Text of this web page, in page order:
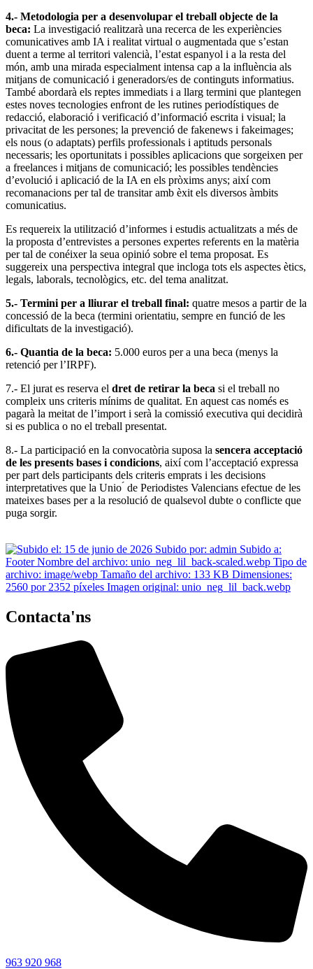
4.- Metodologia per a desenvolupar el treball objecte de la
beca: La investigació realitzarà una recerca de les experiències
comunicatives amb IA i realitat virtual o augmentada que s’estan
duent a terme al territori valencià, l’estat espanyol i a la resta del
món, amb una mirada especialment intensa cap a la influència als
mitjans de comunicació i generadors/es de continguts informatius.
També abordarà els reptes immediats i a llarg termini que plantegen
estes noves tecnologies enfront de les rutines periodístiques de
redacció, elaboració i verificació d’informació escrita i visual; la
privacitat de les persones; la prevenció de fakenews i fakeimages;
els nous (o adaptats) perfils professionals i aptituds personals
necessaris; les oportunitats i possibles aplicacions que sorgeixen per
a freelances i mitjans de comunicació; les possibles tendències
d’evolució i aplicació de la IA en els pròxims anys; així com
recomanacions per tal de transitar amb èxit els diversos àmbits
comunicatius.
Es requereix la utilització d’informes i estudis actualitzats a més de
la proposta d’entrevistes a persones expertes referents en la matèria
per tal de conéixer la seua opinió sobre el tema proposat. Es
suggereix una perspectiva integral que incloga tots els aspectes ètics,
legals, laborals, tecnològics, etc. del tema analitzat.
5.- Termini per a lliurar el treball final: quatre mesos a partir de la
concessió de la beca (termini orientatiu, sempre en funció de les
dificultats de la investigació).
6.- Quantia de la beca: 5.000 euros per a una beca (menys la
retenció per l’IRPF).
7.- El jurat es reserva el dret de retirar la beca si el treball no
compleix uns criteris mínims de qualitat. En aquest cas només es
pagarà la meitat de l’import i serà la comissió executiva qui decidirà
si es publica o no el treball presentat.
8.- La participació en la convocatòria suposa la sencera acceptació
de les presents bases i condicions, així com l’acceptació expressa
per part dels participants dels criteris emprats i les decisions
interpretatives que la Unio ́ de Periodistes Valencians efectue de les
mateixes bases per a la resolució de qualsevol dubte o conflicte que
puga sorgir.
Contacta'ns
963 920 968